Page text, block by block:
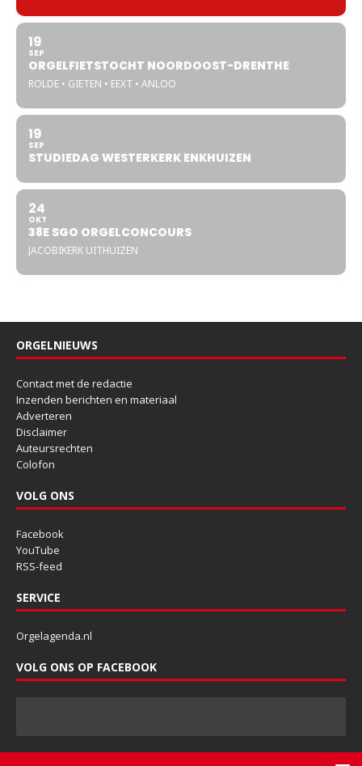
19
SEP
ORGELFIETSTOCHT NOORDOOST-DRENTHE
ROLDE • GIETEN • EEXT • ANLOO
19
SEP
STUDIEDAG WESTERKERK ENKHUIZEN
24
OKT
38E SGO ORGELCONCOURS
JACOBIKERK UITHUIZEN
ORGELNIEUWS
Contact met de redactie
Inzenden berichten en materiaal
Adverteren
Disclaimer
Auteursrechten
Colofon
VOLG ONS
Facebook
YouTube
RSS-feed
SERVICE
Orgelagenda.nl
VOLG ONS OP FACEBOOK